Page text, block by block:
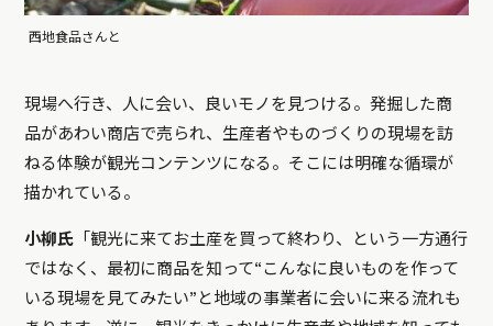
西地食品さんと
現場へ行き、人に会い、良いモノを見つける。発掘した商
品があわい商店で売られ、生産者やものづくりの現場を訪
ねる体験が観光コンテンツになる。そこには明確な循環が
描かれている。
小柳氏 「観光に来てお土産を買って終わり、という一方通行
ではなく、最初に商品を知って“こんなに良いものを作って
いる現場を見てみたい”と地域の事業者に会いに来る流れも